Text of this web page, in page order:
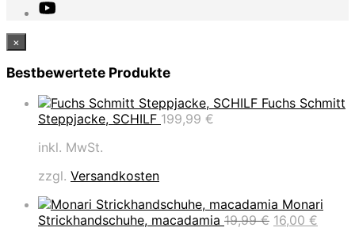
×
Bestbewertete Produkte
Fuchs Schmitt
Steppjacke, SCHILF 199,99 €
inkl. MwSt.
zzgl. Versandkosten
Monari
Strickhandschuhe, macadamia 19,99€ 16,00 €